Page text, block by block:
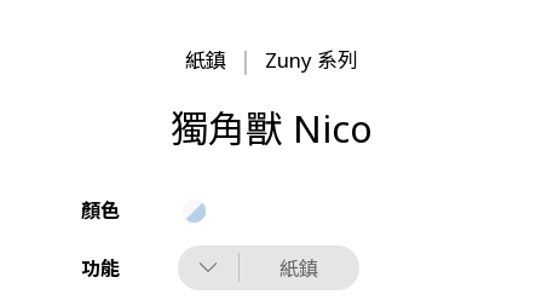
紙鎮 Zuny 系列
獨角獸 Nico
顏色
功能 紙鎮